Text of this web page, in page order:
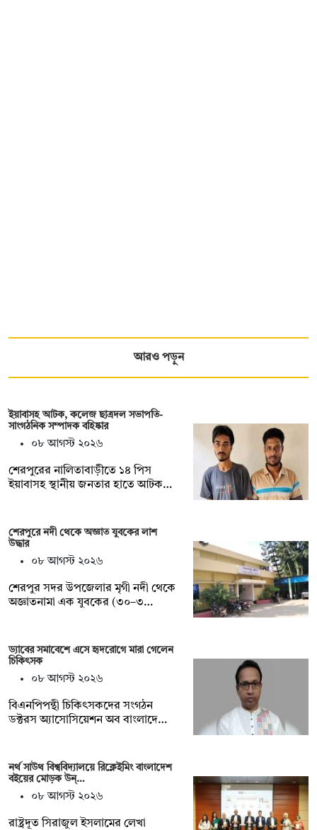
আরও পড়ুন
ইয়াবাসহ আটক, কলেজ ছাত্রদল সভাপতি-
সাংগঠনিক সম্পাদক বহিষ্কার
০৮ আগস্ট ২০২৬
শেরপুরের নালিতাবাড়ীতে ১৪ পিস
ইয়াবাসহ স্থানীয় জনতার হাতে আটক…
শেরপুরে নদী থেকে অজ্ঞাত যুবকের লাশ
উদ্ধার
০৮ আগস্ট ২০২৬
শেরপুর সদর উপজেলার মৃগী নদী থেকে
অজ্ঞাতনামা এক যুবকের (৩০–৩…
ড্যাবের সমাবেশে এসে হৃদরোগে মারা গেলেন
চিকিৎসক
০৮ আগস্ট ২০২৬
বিএনপিপন্থী চিকিৎসকদের সংগঠন
ডক্টরস অ্যাসোসিয়েশন অব বাংলাদে…
নর্থ সাউথ বিশ্ববিদ্যালয়ে রিক্লেইমিং বাংলাদেশ
বইয়ের মোড়ক উন্…
০৮ আগস্ট ২০২৬
রাষ্ট্রদূত সিরাজুল ইসলামের লেখা